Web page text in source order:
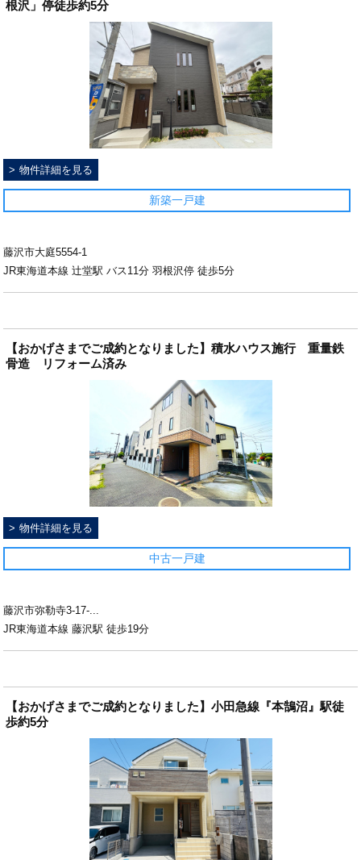
根沢」停徒歩約5分
物件詳細を見る
新築一戸建
藤沢市大庭5554-1
JR東海道本線 辻堂駅 バス11分 羽根沢停 徒歩5分
【おかげさまでご成約となりました】積水ハウス施行 重量鉄
骨造 リフォーム済み
物件詳細を見る
中古一戸建
藤沢市弥勒寺3-17-...
JR東海道本線 藤沢駅 徒歩19分
【おかげさまでご成約となりました】小田急線『本鵠沼』駅徒
歩約5分